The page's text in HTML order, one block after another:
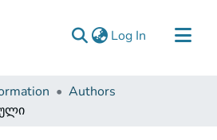
Log In (current)
Authors